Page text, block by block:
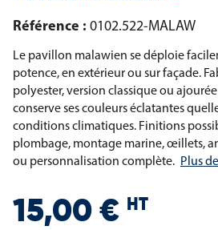
Référence : 0102.522-MALAW
Le pavillon malawien se déploie
potence, en extérieur ou sur façade.
polyester, version classique ou
conserve ses couleurs éclatantes
conditions climatiques. Finitions
plombage, montage marine, œillets,
ou personnalisation complète. Plus
15,00 € HT